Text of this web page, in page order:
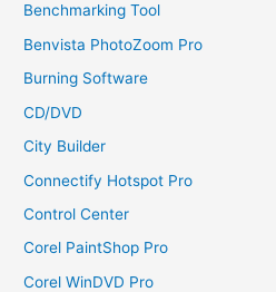
Benchmarking Tool
Benvista PhotoZoom Pro
Burning Software
CD/DVD
City Builder
Connectify Hotspot Pro
Control Center
Corel PaintShop Pro
Corel WinDVD Pro